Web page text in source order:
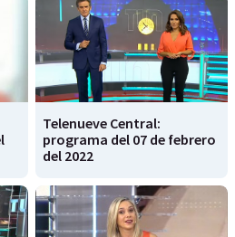
Telenueve Central:
programa del 07 de febrero
del 2022